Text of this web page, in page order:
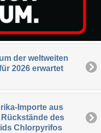
der weltweiten
2026 erwartet
Importe aus
des
Chlorpyrifos